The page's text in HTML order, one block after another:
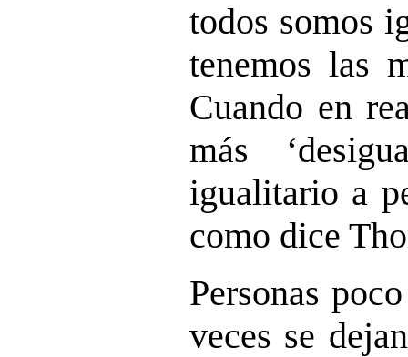
todos somos
tenemos las
Cuando en
más
igualitario a
como dice
Personas
veces se